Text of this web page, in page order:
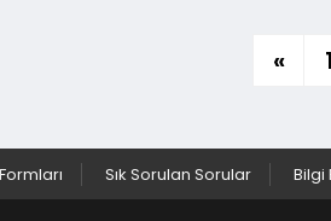
« 1
Sık Sorulan Sorular Bilgi